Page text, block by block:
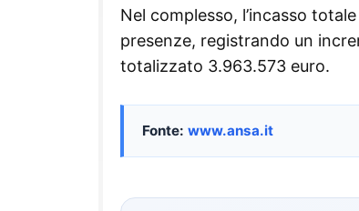
Nel complesso, l’incasso
presenze, registrando un
totalizzato 3.963.573 euro.
Fonte: www.ansa.it